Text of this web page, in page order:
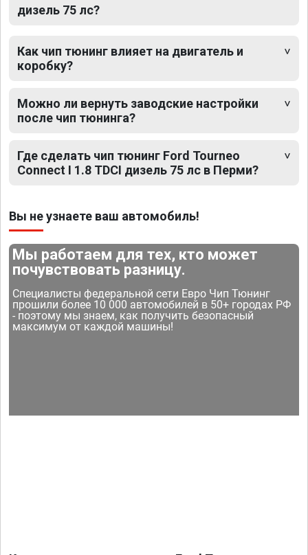
дизель 75 лс?
Как чип тюнинг влияет на двигатель и
коробку?
Можно ли вернуть заводские настройки
после чип тюнинга?
Где сделать чип тюнинг Ford Tourneo
Connect I 1.8 TDCI дизель 75 лс в Перми?
Вы не узнаете ваш автомобиль!
Мы работаем для тех, кто может
почувствовать разницу.
Специалисты федеральной сети Евро Чип Тюнинг
прошили более 10 000 автомобилей в 50+ городах РФ
- поэтому мы знаем, как получить безопасный
максимум от каждой машины!